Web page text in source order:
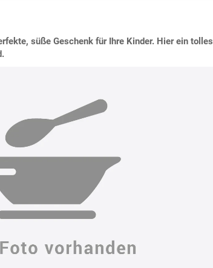
süße Geschenk für Ihre Kinder. Hier ein tolles